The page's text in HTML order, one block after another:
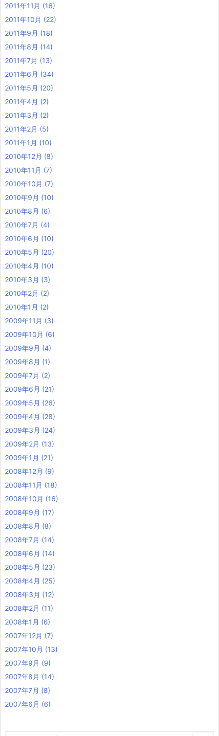
2011年11月 (16)
2011年10月 (22)
2011年9月 (18)
2011年8月 (14)
2011年7月 (13)
2011年6月 (34)
2011年5月 (20)
2011年4月 (2)
2011年3月 (2)
2011年2月 (5)
2011年1月 (10)
2010年12月 (8)
2010年11月 (7)
2010年10月 (7)
2010年9月 (10)
2010年8月 (6)
2010年7月 (4)
2010年6月 (10)
2010年5月 (20)
2010年4月 (10)
2010年3月 (3)
2010年2月 (2)
2010年1月 (2)
2009年11月 (3)
2009年10月 (6)
2009年9月 (4)
2009年8月 (1)
2009年7月 (2)
2009年6月 (21)
2009年5月 (26)
2009年4月 (28)
2009年3月 (24)
2009年2月 (13)
2009年1月 (21)
2008年12月 (9)
2008年11月 (18)
2008年10月 (16)
2008年9月 (17)
2008年8月 (8)
2008年7月 (14)
2008年6月 (14)
2008年5月 (23)
2008年4月 (25)
2008年3月 (12)
2008年2月 (11)
2008年1月 (6)
2007年12月 (7)
2007年10月 (13)
2007年9月 (9)
2007年8月 (14)
2007年7月 (8)
2007年6月 (6)